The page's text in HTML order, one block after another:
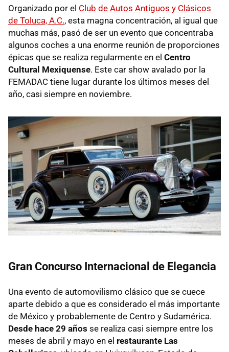
Organizado por el Club de Autos Antiguos y Clásicos
de Toluca, A.C., esta magna concentración, al igual que
muchas más, pasó de ser un evento que concentraba
algunos coches a una enorme reunión de proporciones
épicas que se realiza regularmente en el Centro
Cultural Mexiquense. Este car show avalado por la
FEMADAC tiene lugar durante los últimos meses del
año, casi siempre en noviembre.
Gran Concurso Internacional de Elegancia
Una evento de automovilismo clásico que se cuece
aparte debido a que es considerado el más importante
de México y probablemente de Centro y Sudamérica.
Desde hace 29 años se realiza casi siempre entre los
meses de abril y mayo en el restaurante Las